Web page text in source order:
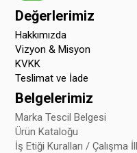
Değerlerimiz
Hakkımızda
Vizyon & Misyon
KVKK
Teslimat ve İade
Belgelerimiz
Marka Tescil Belgesi
Ürün Kataloğu
İş Etiği Kuralları / Çalışma